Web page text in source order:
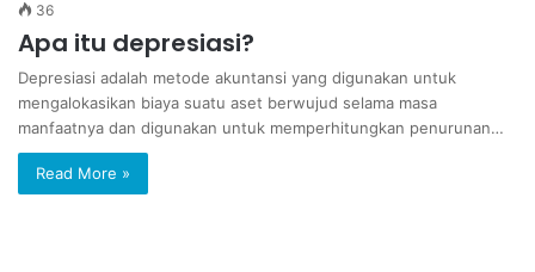
36
Apa itu depresiasi?
Depresiasi adalah metode akuntansi yang digunakan untuk
mengalokasikan biaya suatu aset berwujud selama masa
manfaatnya dan digunakan untuk memperhitungkan penurunan…
Read More »